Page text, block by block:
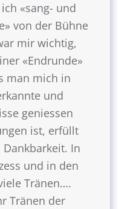
«sang- und
von der Bühne
mir wichtig,
«Endrunde»
man mich in
und
geniessen
ist, erfüllt
In
und in den
Tränen….
Tränen der